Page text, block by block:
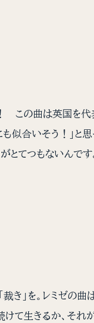
この曲は英国を代
似合いそう！」と
とてつもないんで
き」を。レミゼの
けて生きるか、そ